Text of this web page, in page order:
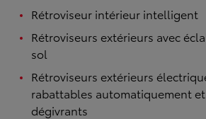
Rétroviseur intérieur intelligent
Rétroviseurs extérieurs avec
sol
Rétroviseurs extérieurs
rabattables automatiquement et
dégivrants